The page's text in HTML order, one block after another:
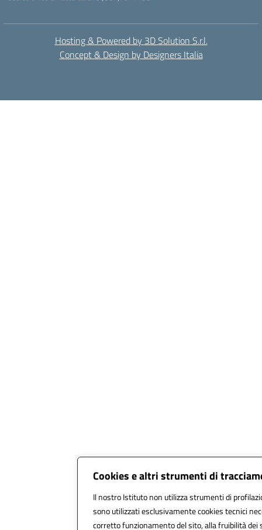
Cookies e altri strumenti di
Il nostro Istituto non utilizza strumenti di
sono utilizzati esclusivamente cookies tecnici
corretto funzionamento del sito, alla fruibilità dei
Hosting & Powered by 3D Solution S.r.l.
Concept & Design by Designers Italia